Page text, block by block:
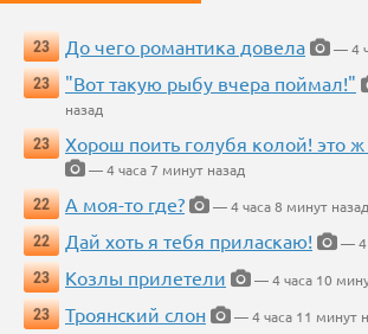
23 До чего романтика довела
— 4
23
"Вот такую рыбу вчера поймал!"
назад
23
Хорош поить голубя колой! это
— 4 часа 7 минут назад
22
А моя-то где?
— 4 часа 8 минут назад
22
Дай хоть я тебя приласкаю!
— 4
23
Козлы прилетели
— 4 часа 10
23
Троянский слон
— 4 часа 11 минут